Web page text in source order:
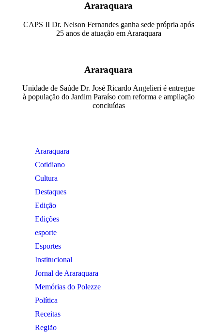
Araraquara
CAPS II Dr. Nelson Fernandes ganha sede própria após
25 anos de atuação em Araraquara
Araraquara
Unidade de Saúde Dr. José Ricardo Angelieri é entregue
à população do Jardim Paraíso com reforma e ampliação
concluídas
Araraquara
Cotidiano
Cultura
Destaques
Edição
Edições
esporte
Esportes
Institucional
Jornal de Araraquara
Memórias do Polezze
Política
Receitas
Região